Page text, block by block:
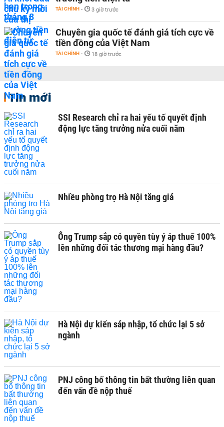
TÀI CHÍNH - 3 giờ trước
Chuyên gia quốc tế đánh giá tích cực về
tiền đồng của Việt Nam
TÀI CHÍNH - 18 giờ trước
Tin mới
SSI Research chỉ ra hai yếu tố quyết định
động lực tăng trưởng nửa cuối năm
Nhiều phòng trọ Hà Nội tăng giá
Ông Trump sắp có quyền tùy ý áp thuế 100%
lên những đối tác thương mại hàng đầu?
Hà Nội dự kiến sáp nhập, tổ chức lại 5 sở
ngành
PNJ công bố thông tin bất thường liên quan
đến vấn đề nộp thuế